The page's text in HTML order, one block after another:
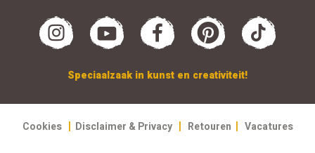
Speciaalzaak in kunst en creativiteit!
Cookies | Disclaimer & Privacy | Retouren | Vacatures